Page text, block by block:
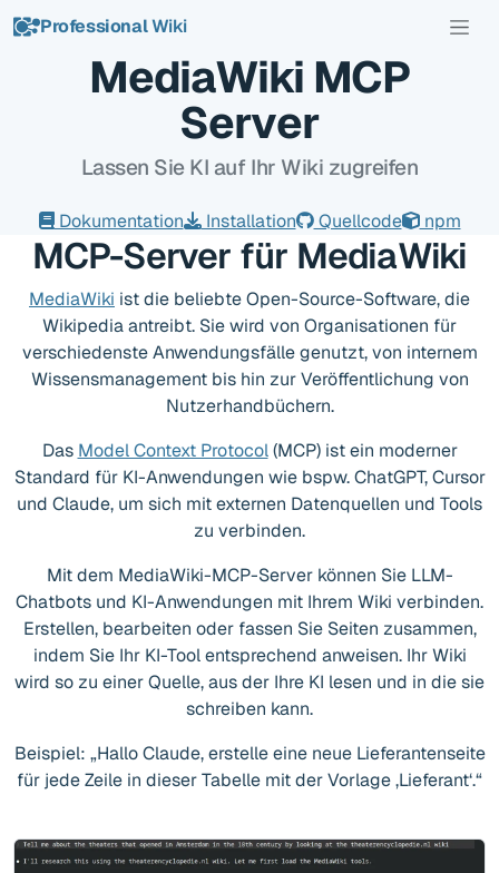
ProfessionalWiki
MediaWiki MCP
Server
Lassen Sie KI auf Ihr Wiki zugreifen
Dokumentation Installation Quellcode npm
MCP-Server für MediaWiki
MediaWiki ist die beliebte Open-Source-Software, die
Wikipedia antreibt. Sie wird von Organisationen für
verschiedenste Anwendungsfälle genutzt, von internem
Wissensmanagement bis hin zur Veröffentlichung von
Nutzerhandbüchern.
Das Model Context Protocol(MCP) ist ein moderner
Standard für KI-Anwendungen wie bspw. ChatGPT, Cursor
und Claude, um sich mit externen Datenquellen und Tools
zu verbinden.
Mit dem MediaWiki-MCP-Server können Sie LLM-
Chatbots und KI-Anwendungen mit Ihrem Wiki verbinden.
Erstellen, bearbeiten oder fassen Sie Seiten zusammen,
indem Sie Ihr KI-Tool entsprechend anweisen. Ihr Wiki
wird so zu einer Quelle, aus der Ihre KI lesen und in die sie
schreiben kann.
Beispiel: „Hallo Claude, erstelle eine neue Lieferantenseite
für jede Zeile in dieser Tabelle mit der Vorlage ‚Lieferant‘.“